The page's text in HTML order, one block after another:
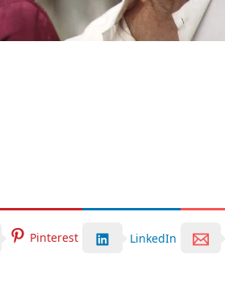
Pinterest LinkedIn